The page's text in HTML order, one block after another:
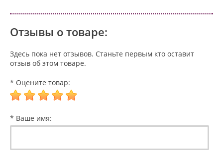
Отзывы о товаре:
Здесь пока нет отзывов. Станьте первым кто оставит
отзыв об этом товаре.
* Оцените товар:
* Ваше имя: